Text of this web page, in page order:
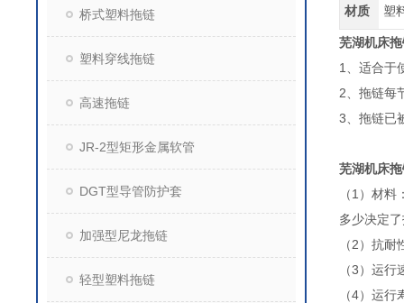
桥式塑料拖链
塑料穿线拖链
高速拖链
JR-2型矩形金属软管
DGT型导管防护套
加强型尼龙拖链
轻型塑料拖链
材质 塑
芜湖机床
1、适合于
2、拖链每
3、拖链已
芜湖机床
（1）材
多少决定
（2）抗
（3）运
（4）运